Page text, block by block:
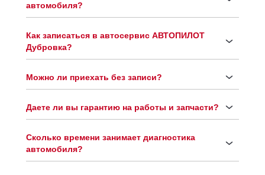
автомобиля?
Как записаться в автосервис АВТОПИЛОТ
Дубровка?
Можно ли приехать без записи?
Даете ли вы гарантию на работы и запчасти?
Сколько времени занимает диагностика
автомобиля?